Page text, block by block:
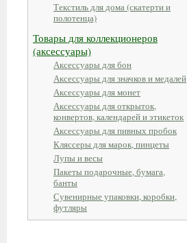
Текстиль для дома (скатерти и
полотенца)
Товары для коллекционеров
(аксессуары)
Аксессуары для бон
Аксессуары для значков и медалей
Аксессуары для монет
Аксессуары для открыток,
конвертов, календарей и этикеток
Аксессуары для пивных пробок
Кляссеры для марок, пинцеты
Лупы и весы
Пакеты подарочные, бумага,
банты
Сувенирные упаковки, коробки,
футляры